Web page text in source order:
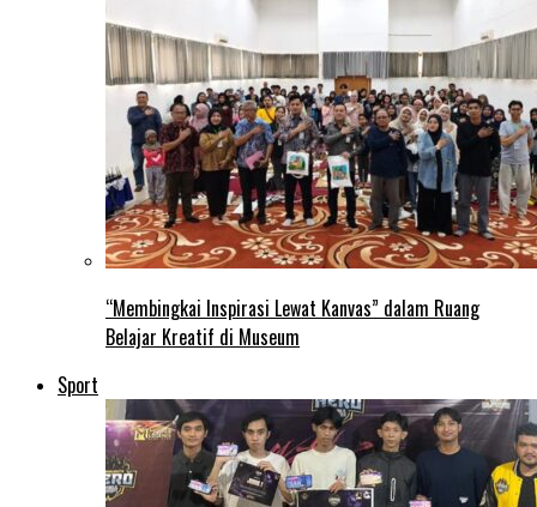
“Membingkai Inspirasi Lewat Kanvas” dalam Ruang
Belajar Kreatif di Museum
Sport